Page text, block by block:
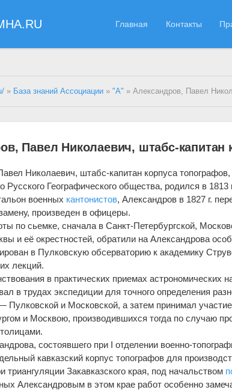
Главная Контакты
» База знаний Ассоциации »"А" » Александров, Павел
Павел Николаевич, штабс-капитан
Николаевич, штабс-капитан корпуса топографов,
Русского Географического общества, родился в 1813
военных кантонистов, Александров в 1827 г.
произведен в офицеры.
по сьемке, сначала в Санкт-Петербургской,
и её окрестностей, обратили на Александрова
в Пулковскую обсерваторию к академику
лекций.
в практических приемах астрономических
в трудах экспедиции для точного определения
Пулковской и Московской, а затем принимал
и Москвою, производившихся тогда по случаю
состоявшего при I отделении военно-
кавказский корпус топографов для
триангуляции Закавказского края, под начальством
Александровым в этом крае работ особенно